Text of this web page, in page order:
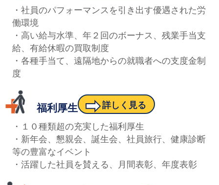
・社員のパフォーマンスを引き出す優遇された労
働環境
・高い給与水準、年２回のボーナス、残業手当支
給、有給休暇の買取制度
・各種手当て、遠隔地からの就職者への支度金制
度
福利厚生 ➡ 詳しく見る
・１０種類超の充実した福利厚生
・新年会、懇親会、誕生会、社員旅行、健康診断
等の豊富なイベント
・活躍した社員を賛える、月間表彰、年度表彰